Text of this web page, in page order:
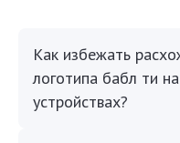
Как избежать
логотипа бабл ти
устройствах?